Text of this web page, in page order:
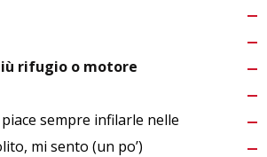
rifugio o motore
sempre infilarle nelle
mi sento (un po’)